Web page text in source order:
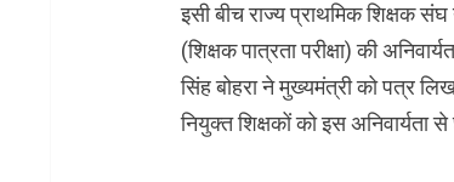
इसी बीच राज्य प्राथमिक शिक्षक
(शिक्षक पात्रता परीक्षा) की
सिंह बोहरा ने मुख्यमंत्री को पत्र
नियुक्त शिक्षकों को इस अनिवार्यता